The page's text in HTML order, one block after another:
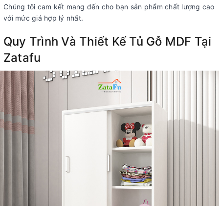
Chúng tôi cam kết mang đến cho bạn sản phẩm chất lượng cao
với mức giá hợp lý nhất.
Quy Trình Và Thiết Kế Tủ Gỗ MDF Tại
Zatafu